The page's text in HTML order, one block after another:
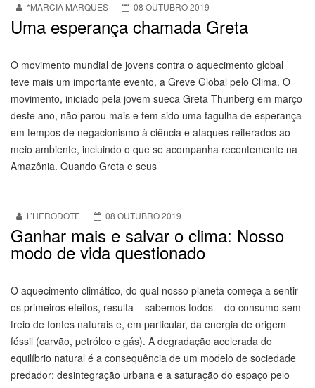
*MARCIA MARQUES 08 OUTUBRO 2019
Uma esperança chamada Greta
O movimento mundial de jovens contra o aquecimento global
teve mais um importante evento, a Greve Global pelo Clima. O
movimento, iniciado pela jovem sueca Greta Thunberg em março
deste ano, não parou mais e tem sido uma fagulha de esperança
em tempos de negacionismo à ciência e ataques reiterados ao
meio ambiente, incluindo o que se acompanha recentemente na
Amazônia. Quando Greta e seus
L’HERODOTE 08 OUTUBRO 2019
Ganhar mais e salvar o clima: Nosso
modo de vida questionado
O aquecimento climático, do qual nosso planeta começa a sentir
os primeiros efeitos, resulta – sabemos todos – do consumo sem
freio de fontes naturais e, em particular, da energia de origem
fóssil (carvão, petróleo e gás). A degradação acelerada do
equilíbrio natural é a consequência de um modelo de sociedade
predador: desintegração urbana e a saturação do espaço pelo